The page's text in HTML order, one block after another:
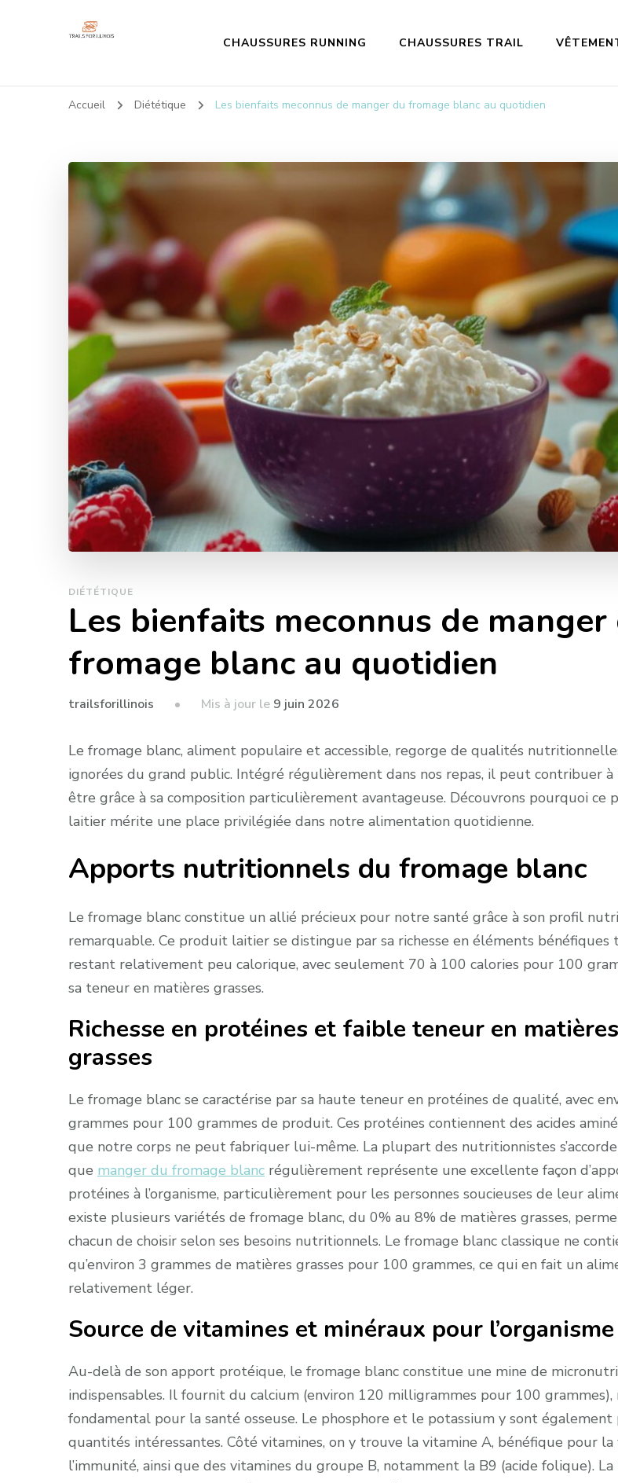
Trailsforillinois
CHAUSSURES RUNNING CHAUSSURES TRAIL
Accueil Diététique Les bienfaits meconnus de manger du fromage blanc au quotidien
DIÉTÉTIQUE
Les bienfaits meconnus de manger
fromage blanc au quotidien
trailsforillinois Mis à jour le 9 juin 2026
Le fromage blanc, aliment populaire et accessible, regorge de qualités
ignorées du grand public. Intégré régulièrement dans nos repas, il peut contribuer
être grâce à sa composition particulièrement avantageuse. Découvrons pourquoi ce
laitier mérite une place privilégiée dans notre alimentation quotidienne.
Apports nutritionnels du fromage blanc
Le fromage blanc constitue un allié précieux pour notre santé grâce à son profil
remarquable. Ce produit laitier se distingue par sa richesse en éléments bénéfiques
restant relativement peu calorique, avec seulement 70 à 100 calories pour 100
sa teneur en matières grasses.
Richesse en protéines et faible teneur en matières
grasses
Le fromage blanc se caractérise par sa haute teneur en protéines de qualité, avec
grammes pour 100 grammes de produit. Ces protéines contiennent des acides
que notre corps ne peut fabriquer lui-même. La plupart des nutritionnistes
que manger du fromage blanc régulièrement représente une excellente façon
protéines à l’organisme, particulièrement pour les personnes soucieuses de leur
existe plusieurs variétés de fromage blanc, du 0% au 8% de matières grasses,
chacun de choisir selon ses besoins nutritionnels. Le fromage blanc classique ne
qu’environ 3 grammes de matières grasses pour 100 grammes, ce qui en fait un
relativement léger.
Source de vitamines et minéraux pour l’organisme
Au-delà de son apport protéique, le fromage blanc constitue une mine de
indispensables. Il fournit du calcium (environ 120 milligrammes pour 100
fondamental pour la santé osseuse. Le phosphore et le potassium y sont également
quantités intéressantes. Côté vitamines, on y trouve la vitamine A, bénéfique pour la
l’immunité, ainsi que des vitamines du groupe B, notamment la B9 (acide folique).